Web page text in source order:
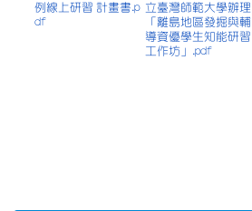
例線上研習 計畫書.p
df
立臺灣師範大學辦理
「離島地區發掘與輔
導資優學生知能研習
工作坊」.pdf